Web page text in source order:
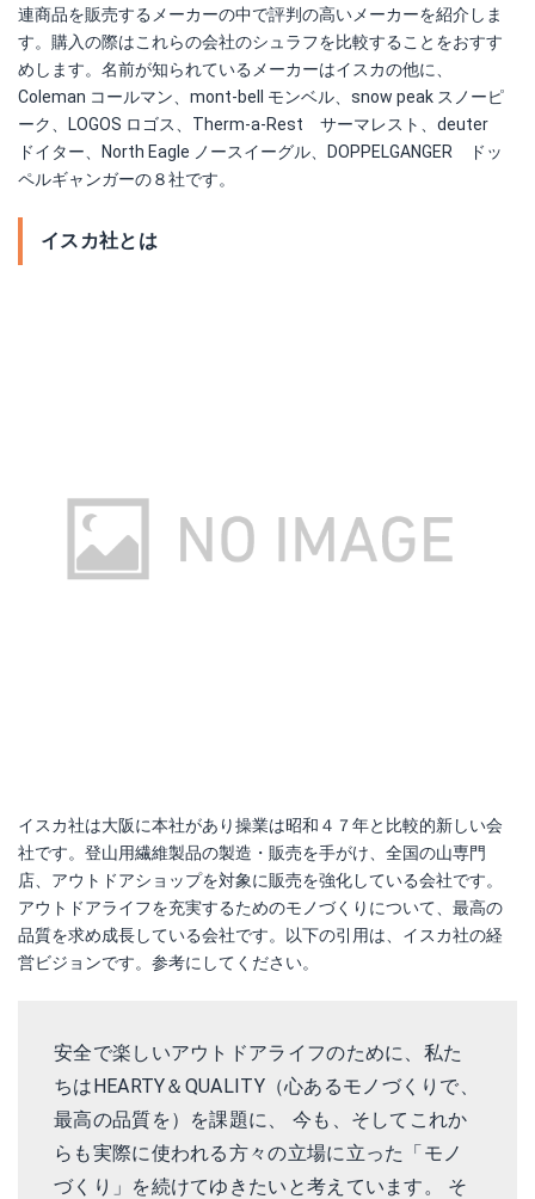
連商品を販売するメーカーの中で評判の高いメーカーを紹介しま
す。購入の際はこれらの会社のシュラフを比較することをおすす
めします。名前が知られているメーカーはイスカの他に、
Coleman コールマン、mont-bell モンベル、snow peak スノーピ
ーク、LOGOS ロゴス、Therm-a-Rest サーマレスト、deuter
ドイター、North Eagle ノースイーグル、DOPPELGANGER ドッ
ペルギャンガーの８社です。
イスカ社とは
イスカ社は大阪に本社があり操業は昭和４７年と比較的新しい会
社です。登山用繊維製品の製造・販売を手がけ、全国の山専門
店、アウトドアショップを対象に販売を強化している会社です。
アウトドアライフを充実するためのモノづくりについて、最高の
品質を求め成長している会社です。以下の引用は、イスカ社の経
営ビジョンです。参考にしてください。
安全で楽しいアウトドアライフのために、私た
ちはHEARTY＆QUALITY（心あるモノづくりで、
最高の品質を）を課題に、 今も、そしてこれか
らも実際に使われる方々の立場に立った「モノ
づくり」を続けてゆきたいと考えています。 そ